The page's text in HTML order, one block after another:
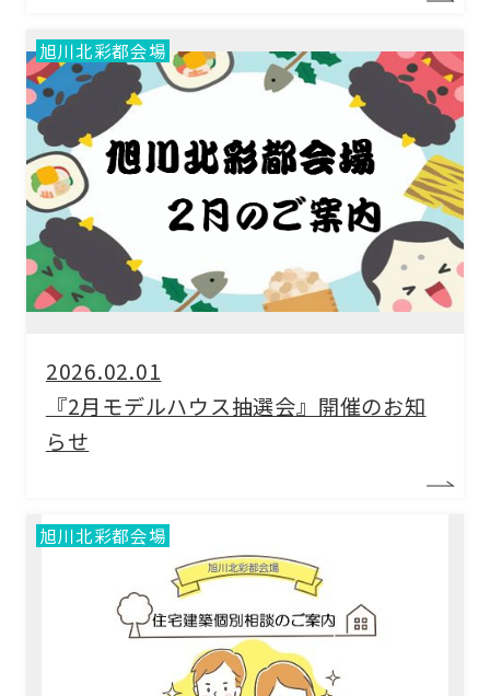
旭川北彩都会場
2026.02.01
『2月モデルハウス抽選会』開催のお知
らせ
旭川北彩都会場